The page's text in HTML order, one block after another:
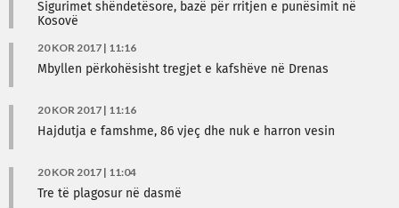
Sigurimet shëndetësore, bazë për rritjen e punësimit në
Kosovë
20 KOR 2017 | 11:16
Mbyllen përkohësisht tregjet e kafshëve në Drenas
20 KOR 2017 | 11:16
Hajdutja e famshme, 86 vjeç dhe nuk e harron vesin
20 KOR 2017 | 11:04
Tre të plagosur në dasmë